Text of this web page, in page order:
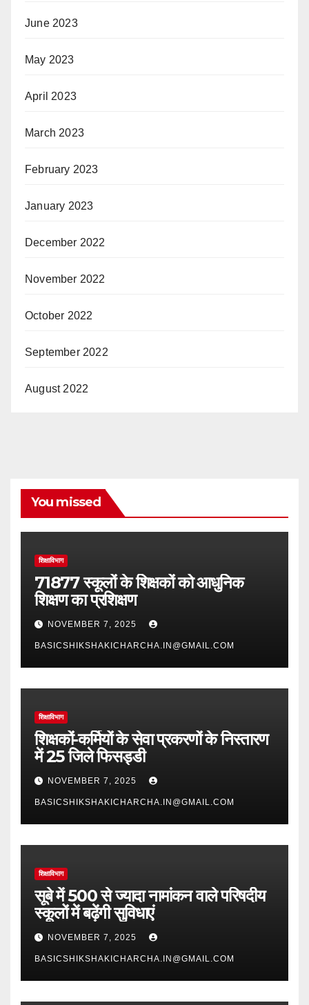
June 2023
May 2023
April 2023
March 2023
February 2023
January 2023
December 2022
November 2022
October 2022
September 2022
August 2022
You missed
शिक्षाविभाग
71877 स्कूलों के शिक्षकों को आधुनिक
शिक्षण का प्रशिक्षण
NOVEMBER 7, 2025
BASICSHIKSHAKICHARCHA.IN@GMAIL.COM
शिक्षाविभाग
शिक्षकों-कर्मियों के सेवा प्रकरणों के निस्तारण
में 25 जिले फिसड्डी
NOVEMBER 7, 2025
BASICSHIKSHAKICHARCHA.IN@GMAIL.COM
शिक्षाविभाग
सूबे में 500 से ज्यादा नामांकन वाले परिषदीय
स्कूलों में बढ़ेंगी सुविधाएं
NOVEMBER 7, 2025
BASICSHIKSHAKICHARCHA.IN@GMAIL.COM